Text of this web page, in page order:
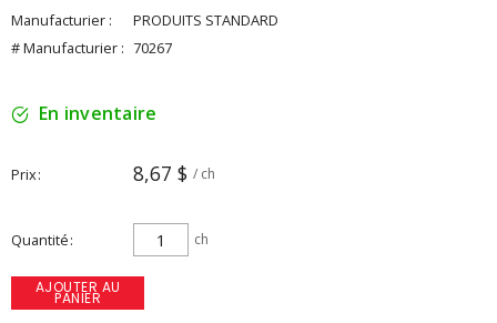
Manufacturier :
PRODUITS STANDARD
# Manufacturier : 70267
En inventaire
Prix 8,67 $ / ch
Quantité ch
AJOUTER AU
PANIER